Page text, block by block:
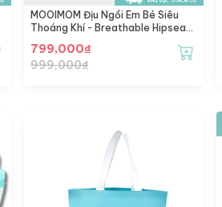
MOOIMOM Địu Ngồi Em Bé Siêu
Thoáng Khí - Breathable Hipseat
799,000₫
999,000₫